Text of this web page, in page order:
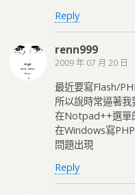
Reply
renn999
2009 年 07 月 20 日
最近要寫Flash/
所以說時常逼著
在Notpad++選單
在Windows寫
問題出現
Reply